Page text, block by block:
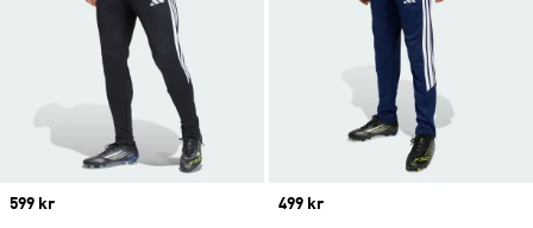
Price
599 kr
Price
499 kr